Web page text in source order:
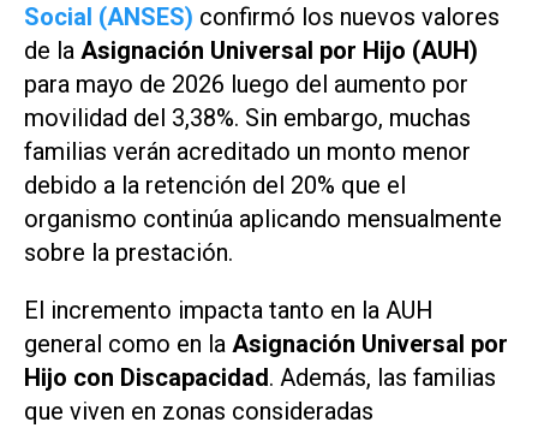
Social (ANSES) confirmó los nuevos valores
de la Asignación Universal por Hijo (AUH)
para mayo de 2026 luego del aumento por
movilidad del 3,38%. Sin embargo, muchas
familias verán acreditado un monto menor
debido a la retención del 20% que el
organismo continúa aplicando mensualmente
sobre la prestación.
El incremento impacta tanto en la AUH
general como en la Asignación Universal por
Hijo con Discapacidad. Además, las familias
que viven en zonas consideradas